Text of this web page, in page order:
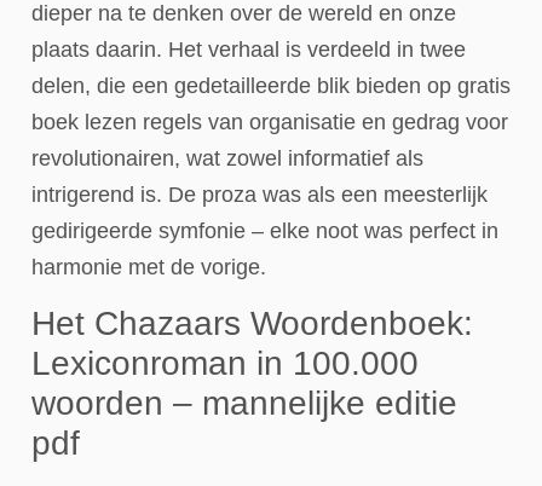
dieper na te denken over de wereld en onze
plaats daarin. Het verhaal is verdeeld in twee
delen, die een gedetailleerde blik bieden op gratis
boek lezen regels van organisatie en gedrag voor
revolutionairen, wat zowel informatief als
intrigerend is. De proza was als een meesterlijk
gedirigeerde symfonie – elke noot was perfect in
harmonie met de vorige.
Het Chazaars Woordenboek:
Lexiconroman in 100.000
woorden – mannelijke editie
pdf